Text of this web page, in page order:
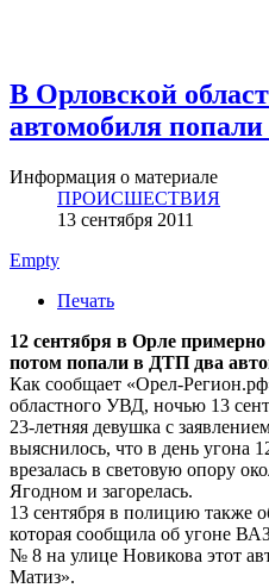
В Орловской
автомобиля
Информация о материале
ПРОИСШЕСТВИЯ
13 сентября 2011
Empty
Печать
12 сентября в Орле
потом попали в ДТП два
Как сообщает «Орел-
областного УВД, ночью 13
23-летняя девушка с
выяснилось, что в день угона
врезалась в световую опору
Ягодном и загорелась.
13 сентября в полицию также
которая сообщила об угоне
№ 8 на улице Новикова этот
Матиз».